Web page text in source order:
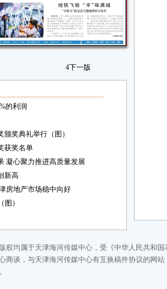
4下一版
的利润
奖典礼举行（图）
获奖名单
凝心聚力推进高质量发展
新高
房地产市场稳中向好
图）
权均属于天津海河传媒中心，受《中华人民共和
商谈，与天津海河传媒中心有互换稿件协议的网